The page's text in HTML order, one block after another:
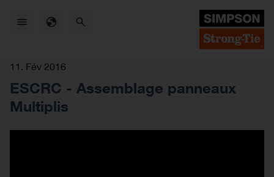
11. Fév 2016
ESCRC - Assemblage panneaux
Multiplis